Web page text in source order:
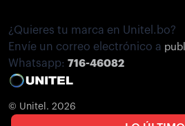
¿Quieres tu marca en Unitel.bo?
Envíe un correo electrónico a
Whatsapp: 716-46082
© Unitel. 2026